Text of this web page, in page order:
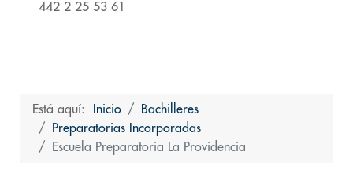
442 2 25 53 61
Está aquí: Inicio
Bachilleres
Preparatorias Incorporadas
Escuela Preparatoria La Providencia